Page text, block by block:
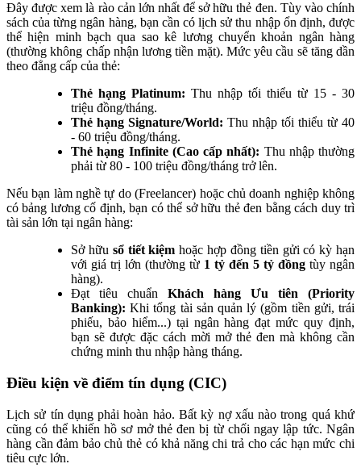
Đây được xem là rào cản lớn nhất để sở hữu thẻ đen. Tùy vào chính
sách của từng ngân hàng, bạn cần có lịch sử thu nhập ổn định, được
thể hiện minh bạch qua sao kê lương chuyển khoản ngân hàng
(thường không chấp nhận lương tiền mặt). Mức yêu cầu sẽ tăng dần
theo đẳng cấp của thẻ:
Thẻ hạng Platinum: Thu nhập tối thiểu từ 15 - 30
triệu đồng/tháng.
Thẻ hạng Signature/World: Thu nhập tối thiểu từ 40
- 60 triệu đồng/tháng.
Thẻ hạng Infinite (Cao cấp nhất): Thu nhập thường
phải từ 80 - 100 triệu đồng/tháng trở lên.
Nếu bạn làm nghề tự do (Freelancer) hoặc chủ doanh nghiệp không
có bảng lương cố định, bạn có thể sở hữu thẻ đen bằng cách duy trì
tài sản lớn tại ngân hàng:
Sở hữu sổ tiết kiệmhoặc hợp đồng tiền gửi có kỳ hạn
với giá trị lớn (thường từ 1 tỷ đến 5 tỷ đồng tùy ngân
hàng).
Đạt tiêu chuẩn Khách hàng Ưu tiên (Priority
Banking):Khi tổng tài sản quản lý (gồm tiền gửi, trái
phiếu, bảo hiểm...) tại ngân hàng đạt mức quy định,
bạn sẽ được đặc cách mời mở thẻ đen mà không cần
chứng minh thu nhập hàng tháng.
Điều kiện về điểm tín dụng (CIC)
Lịch sử tín dụng phải hoàn hảo. Bất kỳ nợ xấu nào trong quá khứ
cũng có thể khiến hồ sơ mở thẻ đen bị từ chối ngay lập tức. Ngân
hàng cần đảm bảo chủ thẻ có khả năng chi trả cho các hạn mức chi
tiêu cực lớn.